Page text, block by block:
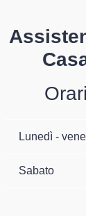
Lunedì -
Sabato